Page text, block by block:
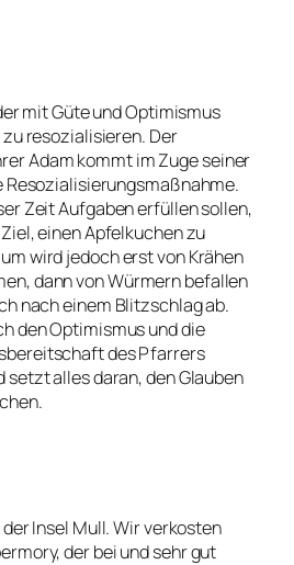
mit Güte und Optimismus
resozialisieren. Der
Adam kommt im Zuge seiner
Resozialisierungsmaßnahme.
Zeit Aufgaben erfüllen sollen,
einen Apfelkuchen zu
wird jedoch erst von Krähen
dann von Würmern befallen
nach einem Blitzschlag ab.
den Optimismus und die
des Pfarrers
alles daran, den Glauben
Insel Mull. Wir verkosten
der bei und sehr gut